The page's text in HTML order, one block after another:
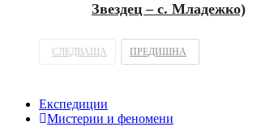
Звездец – с. Младежко)
СЛЕДВАЩА ПРЕДИШНА
Експедиции
Мистерии и феномени